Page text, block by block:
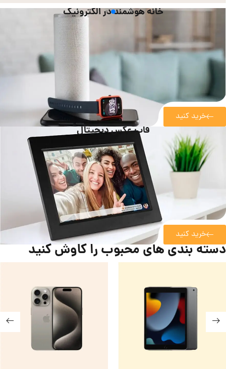
خانه هوشمند در الکترونیک
خرید کنید
قاب عکس دیجیتال
خرید کنید
دسته بندی های محبوب را کاوش کنید